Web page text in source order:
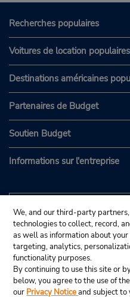
Recherches populaires
Voitures de location populaires
Destinations américaines
Partenaires de Budget
Soutien Budget
Informations sur l'entreprise
We, and our third-party
technologies to collect, record,
as well as information about
targeting, analytics,
functionality purposes.
By continuing to use this site or
below, you agree to the use of
our Privacy Noticeand subject